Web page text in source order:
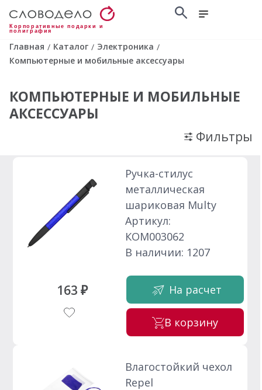
Корпоративные подарки и
полиграфия
Главная / Каталог / Электроника /
Компьютерные и мобильные аксессуары
КОМПЬЮТЕРНЫЕ И МОБИЛЬНЫЕ
АКСЕССУАРЫ
Фильтры
163 ₽
Ручка-стилус
металлическая
шариковая Multy
Артикул:
КОМ003062
В наличии: 1207
На расчет
В корзину
Влагостойкий чехол
Repel